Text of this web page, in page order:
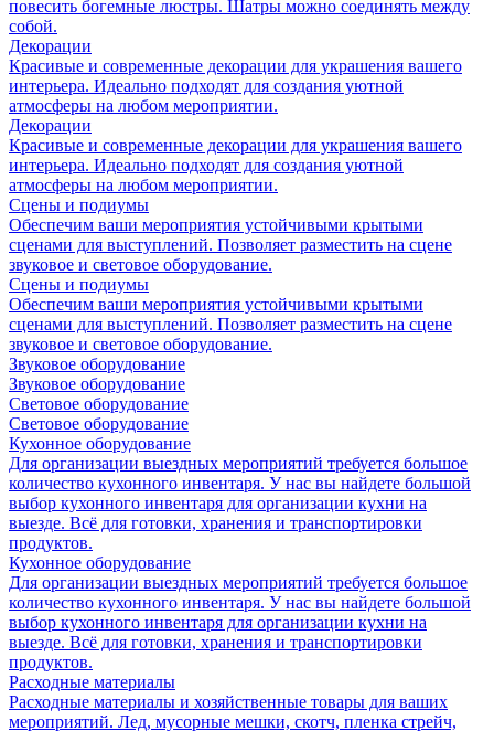
повесить богемные люстры. Шатры можно соединять между
собой.
Декорации
Красивые и современные декорации для украшения вашего
интерьера. Идеально подходят для создания уютной
атмосферы на любом мероприятии.
Декорации
Красивые и современные декорации для украшения вашего
интерьера. Идеально подходят для создания уютной
атмосферы на любом мероприятии.
Сцены и подиумы
Обеспечим ваши мероприятия устойчивыми крытыми
сценами для выступлений. Позволяет разместить на сцене
звуковое и световое оборудование.
Сцены и подиумы
Обеспечим ваши мероприятия устойчивыми крытыми
сценами для выступлений. Позволяет разместить на сцене
звуковое и световое оборудование.
Звуковое оборудование
Звуковое оборудование
Световое оборудование
Световое оборудование
Кухонное оборудование
Для организации выездных мероприятий требуется большое
количество кухонного инвентаря. У нас вы найдете большой
выбор кухонного инвентаря для организации кухни на
выезде. Всё для готовки, хранения и транспортировки
продуктов.
Кухонное оборудование
Для организации выездных мероприятий требуется большое
количество кухонного инвентаря. У нас вы найдете большой
выбор кухонного инвентаря для организации кухни на
выезде. Всё для готовки, хранения и транспортировки
продуктов.
Расходные материалы
Расходные материалы и хозяйственные товары для ваших
мероприятий. Лед, мусорные мешки, скотч, пленка стрейч,